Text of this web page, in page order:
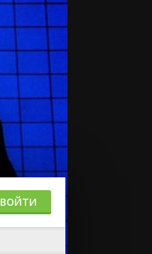
ВОЙТИ